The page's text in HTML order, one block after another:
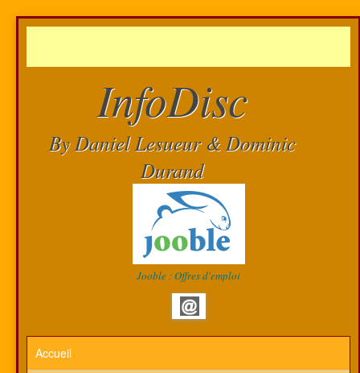
InfoDisc
By Daniel Lesueur & Dominic
Durand
Jooble : Offres d'emploi
Accueil